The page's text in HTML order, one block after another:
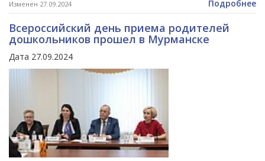
Изменен 27.09.2024 Подробнее
Всероссийский день приема родителей
дошкольников прошел в Мурманске
Дата 27.09.2024